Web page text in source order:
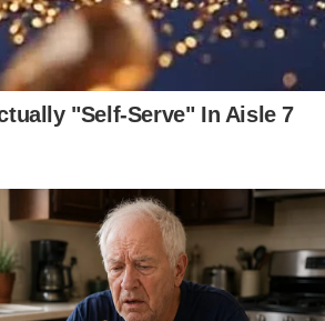
പുതിയ മാറ്റം വലിയ സൈബർ
മുന്നറിയിപ്പ്. പ്രമുഖ
ആശയവിനിമയം നടത്താൻ
യൂസർനെയിമുകൾ ഉണ്ടാക്കി
വ്യാജ നിക്ഷേപ പദ്ധതികൾ,
ഓൺലൈൻ തട്ടിപ്പുകാരെ കണ്ടെത്തുക
എന്നിരുന്നാലും അക്കൗണ്ട്
നമ്പർ ഇല്ലാത്ത അക്കൗണ്ടുകൾ
ആപ്പ് അപ്ഡേറ്റ് ചെയ്യുന്നതിലൂടെ
യൂസർനെയിം